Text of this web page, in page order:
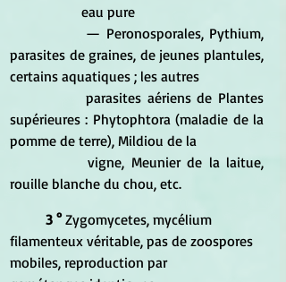
		eau pure
parasites de graines, de jeunes plantules,
certains aquatiques ; les autres
		parasites aériens de Plantes
supérieures : Phytophtora (maladie de la
rouille blanche du chou, etc.
3 ° Zygomycetes, mycélium
filamenteux véritable, pas de zoospores
mobiles, reproduction par